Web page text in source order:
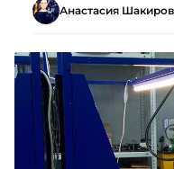
Анастасия